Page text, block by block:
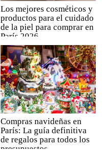
Los mejores cosméticos y
productos para el cuidado
de la piel para comprar en
París 2026
Compras navideñas en
París: La guía definitiva
de regalos para todos los
presupuestos